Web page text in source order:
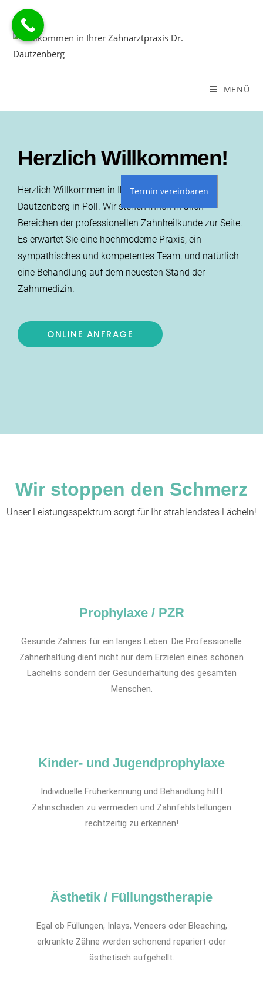
MENÜ
Herzlich Willkommen!
Herzlich Willkommen in Ihrer Zahnarztpraxis Dr.
Dautzenberg in Poll. Wir stehen Ihnen in allen
Bereichen der professionellen Zahnheilkunde zur Seite.
Es erwartet Sie eine hochmoderne Praxis, ein
sympathisches und kompetentes Team, und natürlich
eine Behandlung auf dem neuesten Stand der
Zahnmedizin.
ONLINE ANFRAGE
Wir stoppen den Schmerz
Unser Leistungsspektrum sorgt für Ihr strahlendstes Lächeln!
Prophylaxe / PZR
Gesunde Zähnes für ein langes Leben. Die Professionelle
Zahnerhaltung dient nicht nur dem Erzielen eines schönen
Lächelns sondern der Gesunderhaltung des gesamten
Menschen.
Kinder- und Jugendprophylaxe
Individuelle Früherkennung und Behandlung hilft
Zahnschäden zu vermeiden und Zahnfehlstellungen
rechtzeitig zu erkennen!
Ästhetik / Füllungstherapie
Egal ob Füllungen, Inlays, Veneers oder Bleaching,
erkrankte Zähne werden schonend repariert oder
ästhetisch aufgehellt.